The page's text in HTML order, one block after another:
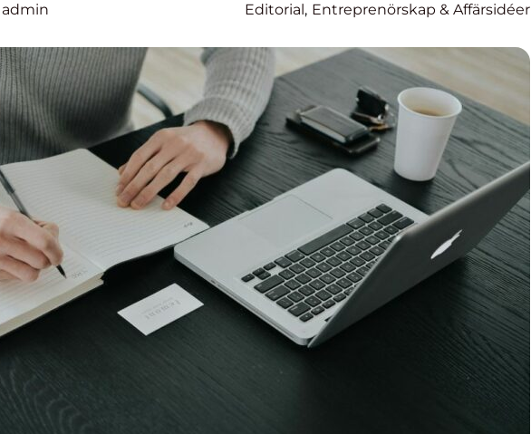
admin Editorial, Entreprenörskap & Affärsidéer